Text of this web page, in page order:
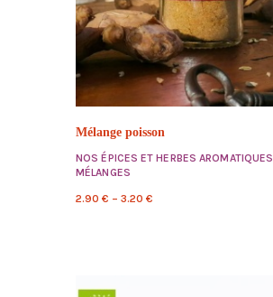
Mélange poisson
NOS ÉPICES ET HERBES AROMATIQUES
MÉLANGES
2.90 € – 3.20 €